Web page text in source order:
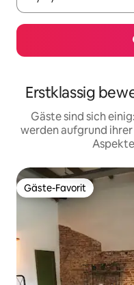
Erstklassig
Gäste sind sich
werden aufgrund
Gäste-Favorit
Gäste-Favorit